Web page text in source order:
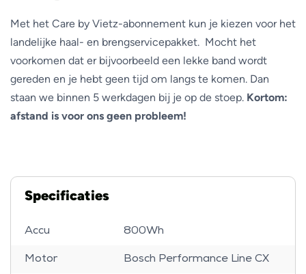
Met het Care by Vietz-abonnement kun je kiezen voor het
landelijke haal- en brengservicepakket. Mocht het
voorkomen dat er bijvoorbeeld een lekke band wordt
gereden en je hebt geen tijd om langs te komen. Dan
staan we binnen 5 werkdagen bij je op de stoep. Kortom:
afstand is voor ons geen probleem!
Specificaties
Accu 800Wh
Motor Bosch Performance Line CX